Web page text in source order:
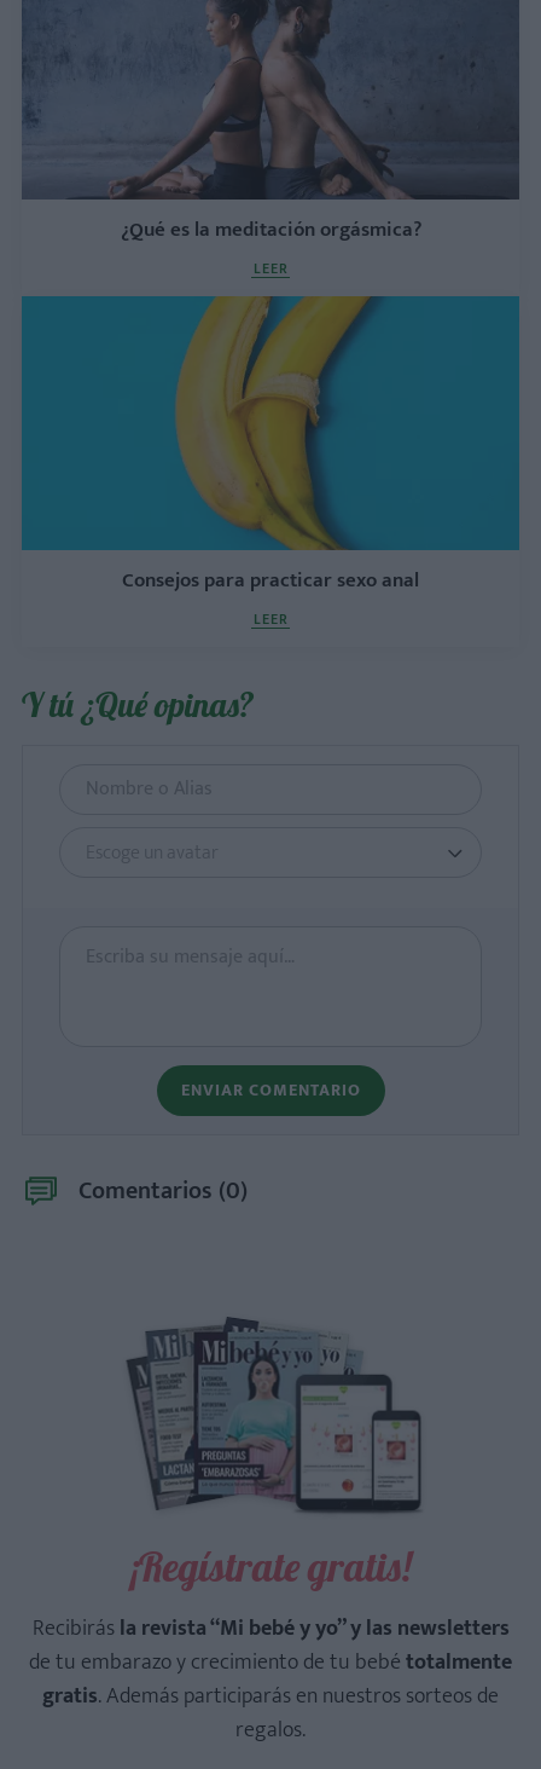
¿Qué es la meditación orgásmica?
LEER
Consejos para practicar sexo anal
LEER
Y tú ¿Qué opinas?
Escoge un avatar
ENVIAR COMENTARIO
Comentarios (0)
¡Regístrate gratis!
Recibirásla revista “Mi bebé y yo” y las newsletters
de tu embarazo y crecimiento de tu bebétotalmente
gratis. Además participarás en nuestros sorteos de
regalos.